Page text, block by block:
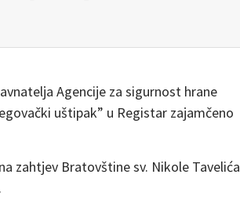
Agencije za sigurnost hrane
uštipak” u Registar zajamčeno
zahtjev Bratovštine sv. Nikole Tavelića